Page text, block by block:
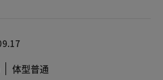
体型普通